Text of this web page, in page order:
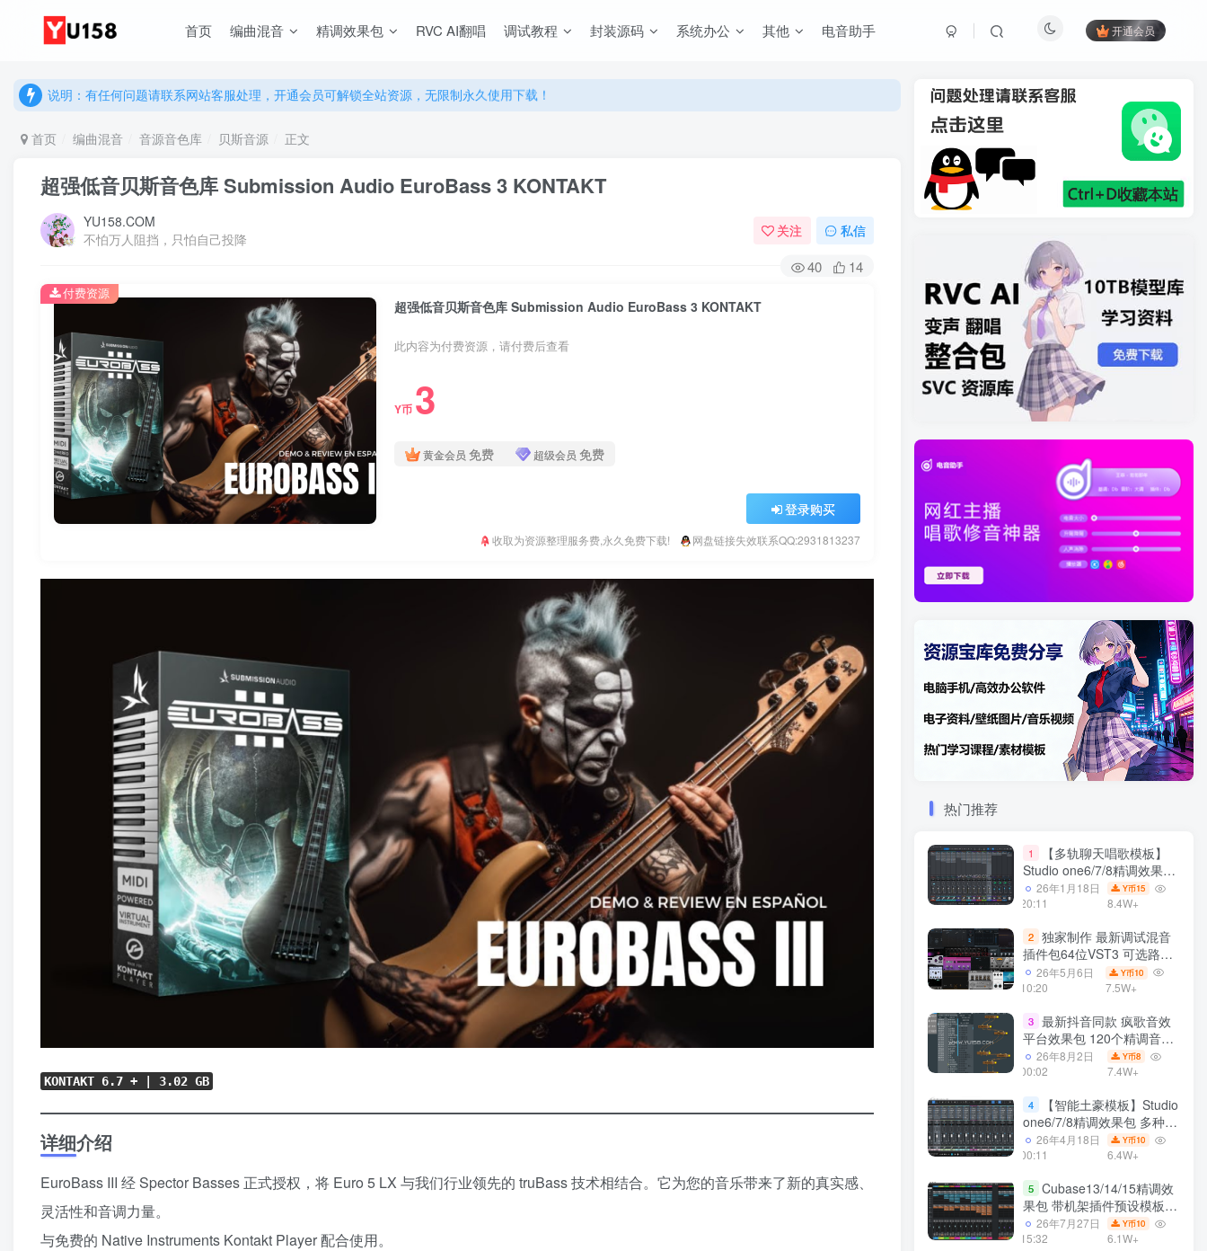
首页 编曲混音 精调效果包 RVC AI翻唱 调试教程 封装源码 系统办公 其他 电音助手 开通会员
提示：网站登录及下载问题，请联系网站底部客服。加入会员享更多优惠，VIP资源群学习特权！
提示：网站登录及下载问题，请联系网站底部客服。加入会员享更多优惠，VIP资源群学习特权！
首页 编曲混音 音源音色库 贝斯音源 正文
超强低音贝斯音色库 Submission Audio EuroBass 3 KONTAKT
YU158.COM
不怕万人阻挡，只怕自己投降
关注 私信
40 14
超强低音贝斯音色库 Submission Audio EuroBass 3 KONTAKT
此内容为付费资源，请付费后查看
Y币 3
黄金会员 免费 超级会员 免费
登录购买
收取为资源整理服务费,永久免费下载! 网盘链接失效联系QQ:2931813237
付费资源
KONTAKT 6.7 + | 3.02 GB
详细介绍
EuroBass III 经 Spector Basses 正式授权，将 Euro 5 LX 与我们行业领先的 truBass 技术相结合。它为您的音乐带来了新的真实感、
灵活性和音调力量。
与免费的 Native Instruments Kontakt Player 配合使用。
热门推荐
1
【多轨聊天唱歌模板】
Studio one6/7/8精调效果包
多种效果模式 声卡调试好直
播预设模板
26年1月18日
20:11
Y币15
8.4W+
2 独家制作 最新调试混音
插件包64位VST3 可选路径
一键安装550个效果器合集
v3.0 WiN 支持定制
26年5月6日
10:20
Y币10
7.5W+
3 最新抖音同款 疯歌音效
平台效果包 120个精调音效
包+软件自带170个音效
+600个插件 带安装教程全
26年8月2日
00:02
Y币8
7.4W+
4
【智能土豪模板】Studio
one6/7/8精调效果包 多种效
果模式可选 声卡调试好预设
带插件全套文件
26年4月18日
00:11
Y币10
6.4W+
5 Cubase13/14/15精调效
果包 带机架插件预设模板
声卡调试好效果工程文件
26年7月27日
15:32
Y币10
6.1W+